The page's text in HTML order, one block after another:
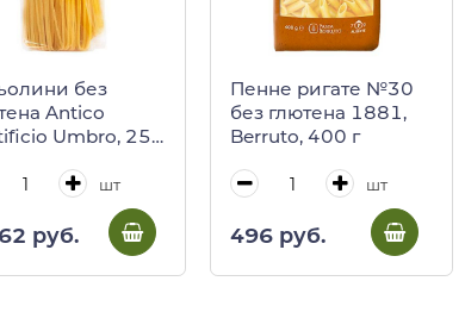
без
Antico
Umbro, 250
шт
руб.
Пенне ригате №30
без глютена 1881,
Berruto, 400 г
шт
496 руб.